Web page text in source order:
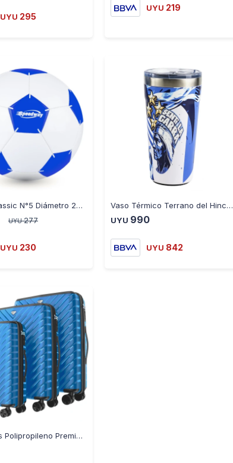
UYU 295
UYU 219
Pelota Classic N°5 Diámetro 22CM - BLANCO-AZUL
UYU 277
UYU 230
Vaso Térmico Terrano del Hincha Uruguay Acero Inoxidable 500ML
UYU 990
UYU 842
Set Valijas Polipropileno Premium 20" 24" 28" - CELESTE